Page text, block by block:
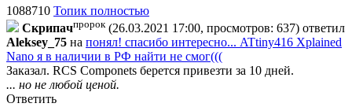
1088710 Топик полностью
Cкpипaчпророк (26.03.2021 17:00, просмотров: 637) ответил
Aleksey_75 на понял! спасибо интересно... ATtiny416 Xplained
Nano я в наличии в РФ найти не смог(((
Заказал. RCS Componets берется привезти за 10 дней.
... но не любой ценой.
Ответить